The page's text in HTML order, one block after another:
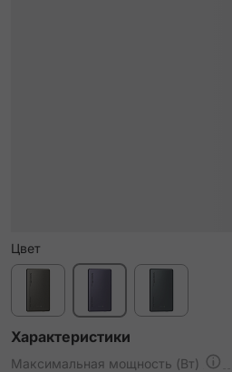
Цвет
Характеристики
Максимальная мощность (Вт)